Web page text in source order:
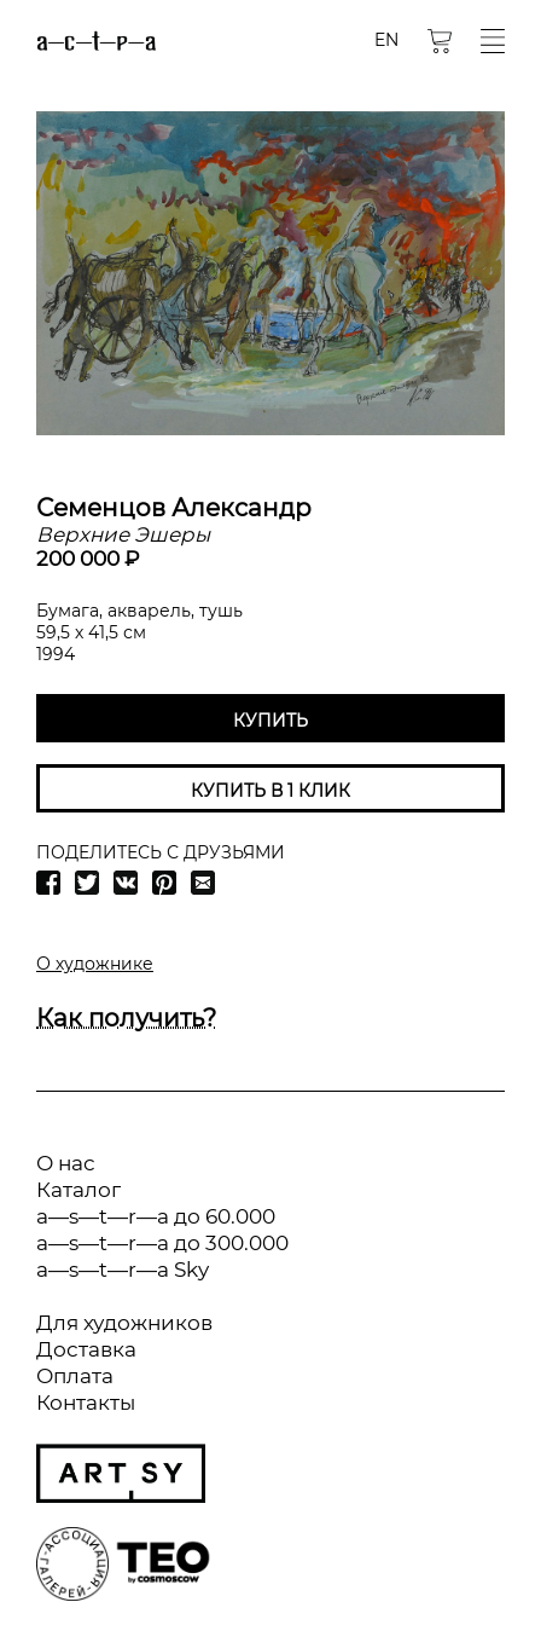
EN
Семенцов Александр
Верхние Эшеры
200 000 ₽
Бумага, акварель, тушь
59,5 х 41,5 см
1994
КУПИТЬ
КУПИТЬ В 1 КЛИК
ПОДЕЛИТЕСЬ С ДРУЗЬЯМИ
О художнике
Как получить?
О нас
Каталог
a—s—t—r—a до 60.000
a—s—t—r—a до 300.000
a—s—t—r—a Sky
Для художников
Доставка
Оплата
Контакты